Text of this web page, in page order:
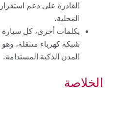
القادرة على دعم
المحلية.
شبكة كهرباء متنقلة،
المدن الذكية المستدامة.
الخلاصة